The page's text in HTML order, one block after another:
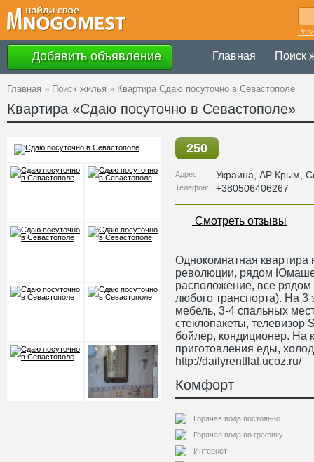
Добавить объявление Главная Поиск
Главная » Поиск жилья » Квартира Сдаю посуточно в Севастополе
Квартира «Сдаю посуточно в Севастополе»
250
Адрес: Украина АР Крым ,
Телефон: +380506406267
Смотреть отзывы
Однокомнатная квартира
революции, рядом
расположение, все
любого транспорта). На 3
мебель, 3-4 спальных
стеклопакеты, телевизор
бойлер, кондиционер. На
приготовления еды,
http://dailyrentflat.ucoz.ru/
Комфорт
Горячая вода постоянно
Горячая вода по графику
Интернет